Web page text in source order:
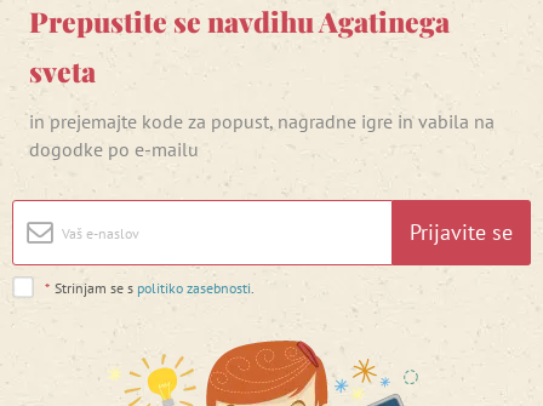
Prepustite se navdihu Agatinega
sveta
in prejemajte kode za popust, nagradne igre in vabila na
dogodke po e-mailu
Prijavite se
* Strinjam se s politiko zasebnosti.